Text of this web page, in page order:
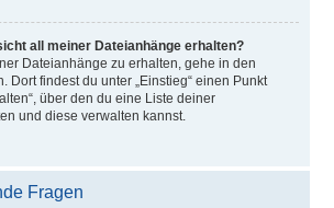
all meiner Dateianhänge erhalten?
Dateianhänge zu erhalten, gehe in den
Dort findest du unter „Einstieg“ einen Punkt
über den du eine Liste deiner
und diese verwalten kannst.
Fragen